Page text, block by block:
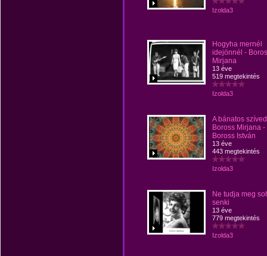
Izolda3
Hogyha mernél
idejönnél -
Mirjana
13 éve
519 megtekintés
Izolda3
A bánatos
Boross Mirjana -
Boross István
13 éve
443 megtekintés
Izolda3
Ne tudja meg
senki
13 éve
779 megtekintés
Izolda3